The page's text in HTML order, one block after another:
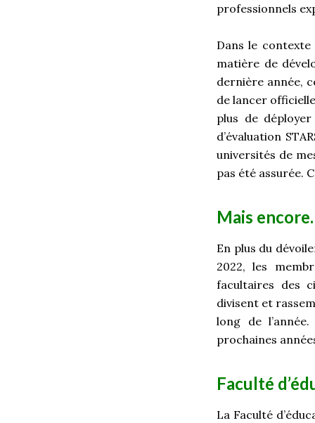
professionnels
Dans le contexte
matière de
dernière année,
de lancer
plus de
d’évaluation
universités de
pas été assurée.
Mais
En plus du
2022, les
facultaires des
divisent et
long de
prochaines
Faculté
La Faculté